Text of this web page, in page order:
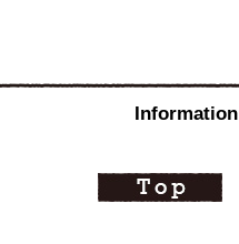
Information